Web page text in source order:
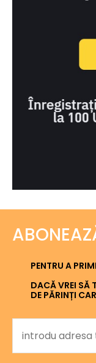
PENTRU A
DACĂ VREI SĂ
DE PĂRINȚI